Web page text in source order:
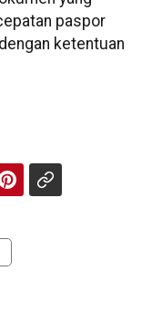
paspor
ketentuan